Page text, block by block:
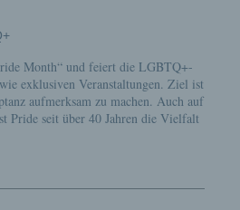
Month“ und feiert die LGBTQ+-
exklusiven Veranstaltungen. Ziel ist
aufmerksam zu machen. Auch auf
Pride seit über 40 Jahren die Vielfalt